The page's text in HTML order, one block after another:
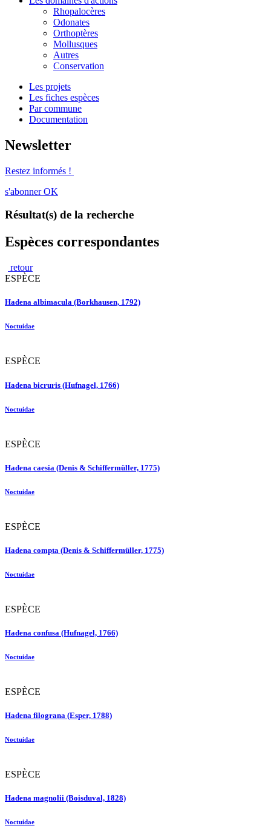
Rhopalocères
Odonates
Orthoptères
Mollusques
Autres
Conservation
Les projets
Les fiches espèces
Par commune
Documentation
Newsletter
Restez informés !
s'abonner OK
Résultat(s) de la recherche
Espèces correspondantes
retour
ESPÈCE
Hadena albimacula (Borkhausen, 1792)
Noctuidae
ESPÈCE
Hadena bicruris (Hufnagel, 1766)
Noctuidae
ESPÈCE
Hadena caesia (Denis & Schiffermüller, 1775)
Noctuidae
ESPÈCE
Hadena compta (Denis & Schiffermüller, 1775)
Noctuidae
ESPÈCE
Hadena confusa (Hufnagel, 1766)
Noctuidae
ESPÈCE
Hadena filograna (Esper, 1788)
Noctuidae
ESPÈCE
Hadena magnolii (Boisduval, 1828)
Noctuidae